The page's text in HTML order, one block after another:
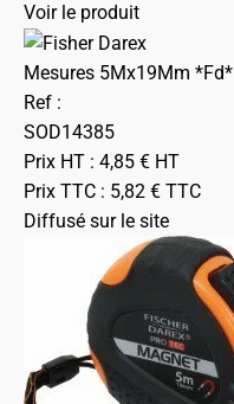
Voir le produit
Mesures 5Mx19Mm *Fd*
Ref :
SOD14385
Prix HT : 4,85 € HT
Prix TTC : 5,82 € TTC
Diffusé sur le site